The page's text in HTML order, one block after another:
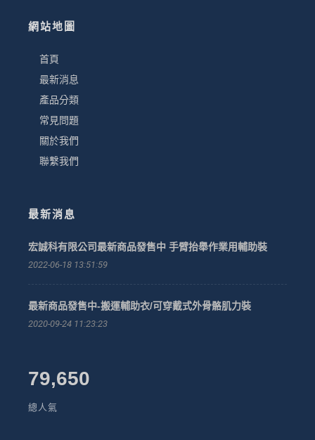
網站地圖
首頁
最新消息
產品分類
常見問題
關於我們
聯繫我們
最新消息
宏誠科有限公司最新商品發售中 手臂抬舉作業用輔助裝
2022-06-18 13:51:59
最新商品發售中-搬運輔助衣/可穿戴式外骨骼肌力裝
2020-09-24 11:23:23
79,650
總人氣